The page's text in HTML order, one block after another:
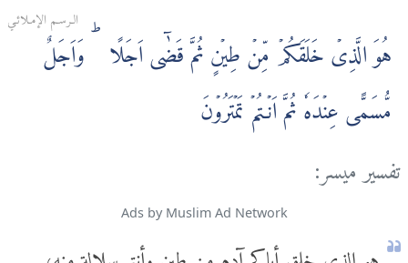
الـرسـم الإمـلائـي
هُوَ الَّذِىۡ خَلَقَكُمۡ مِّنۡ طِيۡنٍ ثُمَّ قَضٰۤى اَجَلًا ؕ وَاَجَلٌ
مُّسَمًّى عِنۡدَهٗ‌ ثُمَّ اَنۡـتُمۡ تَمۡتَرُوۡنَ
تفسير ميسر:
Ads by Muslim Ad Network